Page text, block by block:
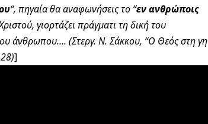
“, πηγαία θα αναφωνήσεις το “εν ανθρώποις
γιορτάζει πράγματι τη δική του
άνθρωπου…. (Στεργ. Ν. Σάκκου, “Ο Θεός στη γη
]